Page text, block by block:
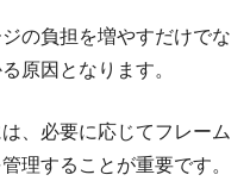
の負担を増やすだけでな
原因となります。
、必要に応じてフレーム
理することが重要です。